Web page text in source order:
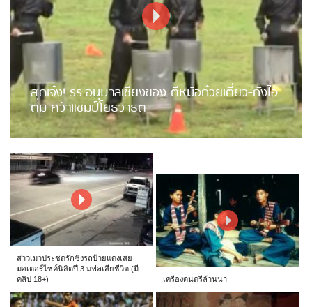
สุดเจ๋ง! รร.อนุบาลเชียงของ ตีหม้อก๋วยเตี๋ยว-ถังไอ
ติม คว้าแชมป์โยธวาธิต
สาวเมาประชดรักซิ่งรถป้ายแดงเสย
มอเตอร์ไซค์นิสิตปี 3 มฟลเสียชีวิต (มี
คลิป 18+)
เครื่องดนตรีล้านนา